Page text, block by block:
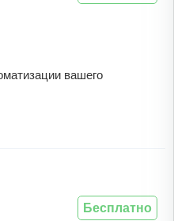
вашего
Бесплатно